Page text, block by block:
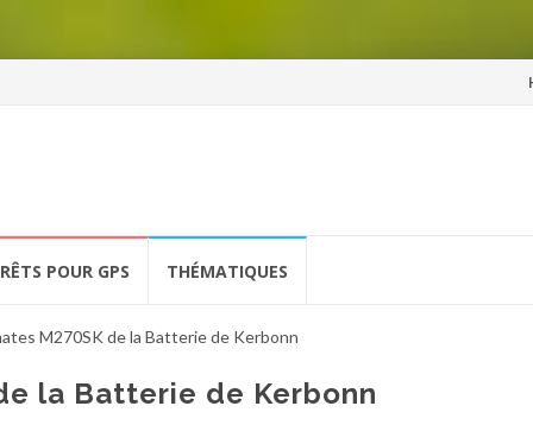
POUR GPS THÉMATIQUES
M270SK de la Batterie de Kerbonn
la Batterie de Kerbonn